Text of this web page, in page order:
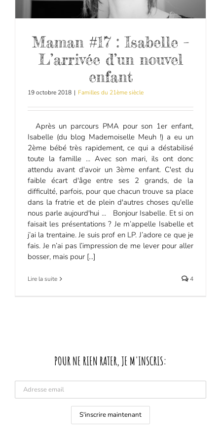
Maman #17 : Isabelle –
L’arrivée d’un nouvel
enfant
19 octobre 2018 | Familles du 21ème siècle
Après un parcours PMA pour son 1er enfant,
Isabelle (du blog Mademoiselle Meuh !) a eu un
2ème bébé très rapidement, ce qui a déstabilisé
toute la famille ... Avec son mari, ils ont donc
attendu avant d'avoir un 3ème enfant. C'est du
faible écart d'âge entre ses 2 grands, de la
difficulté, parfois, pour que chacun trouve sa place
dans la fratrie et de plein d'autres choses qu'elle
nous parle aujourd'hui ... Bonjour Isabelle. Et si on
faisait les présentations ? Je m’appelle Isabelle et
j’ai la trentaine. Je suis prof en LP. J’adore ce que je
fais. Je n’ai pas l’impression de me lever pour aller
bosser, mais pour [...]
Lire la suite 4
POUR NE RIEN RATER, JE M'INSCRIS: